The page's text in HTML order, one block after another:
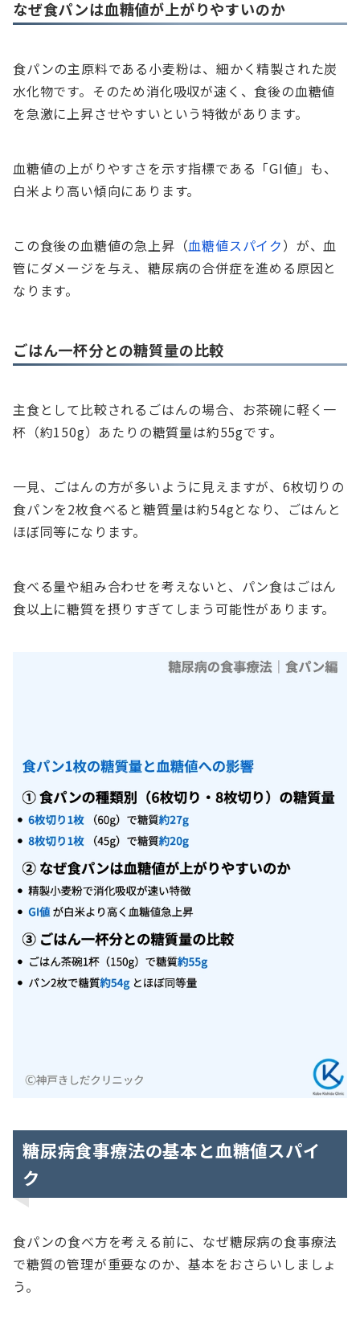
なぜ食パンは血糖値が上がりやすいのか
食パンの主原料である小麦粉は、細かく精製された炭
水化物です。そのため消化吸収が速く、食後の血糖値
を急激に上昇させやすいという特徴があります。
血糖値の上がりやすさを示す指標である「GI値」も、
白米より高い傾向にあります。
この食後の血糖値の急上昇（血糖値スパイク）が、血
管にダメージを与え、糖尿病の合併症を進める原因と
なります。
ごはん一杯分との糖質量の比較
主食として比較されるごはんの場合、お茶碗に軽く一
杯（約150g）あたりの糖質量は約55gです。
一見、ごはんの方が多いように見えますが、6枚切りの
食パンを2枚食べると糖質量は約54gとなり、ごはんと
ほぼ同等になります。
食べる量や組み合わせを考えないと、パン食はごはん
食以上に糖質を摂りすぎてしまう可能性があります。
糖尿病食事療法の基本と血糖値スパイ
ク
食パンの食べ方を考える前に、なぜ糖尿病の食事療法
で糖質の管理が重要なのか、基本をおさらいしましょ
う。